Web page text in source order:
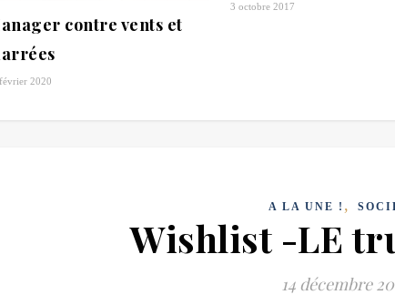
contre vents et
2020
3 octobre 2017
A LA UNE ! ,
Wishlist -LE
14 décembre